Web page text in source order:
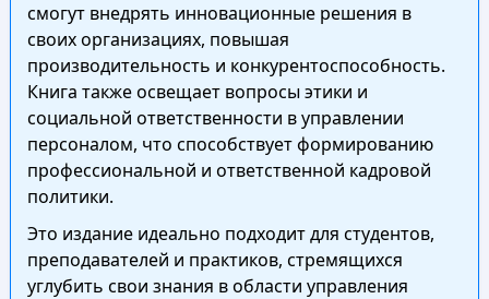
смогут внедрять инновационные решения в
своих организациях, повышая
производительность и конкурентоспособность.
Книга также освещает вопросы этики и
социальной ответственности в управлении
персоналом, что способствует формированию
профессиональной и ответственной кадровой
политики.
Это издание идеально подходит для студентов,
преподавателей и практиков, стремящихся
углубить свои знания в области управления